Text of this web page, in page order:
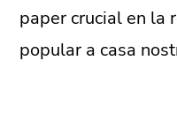
paper crucial en la
popular a casa